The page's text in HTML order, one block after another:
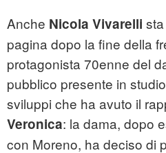
Anche Nicola Vivarelli
pagina dopo la fine della
protagonista 70enne del
pubblico presente in
sviluppi che ha avuto il
Veronica: la dama, dopo
con Moreno, ha deciso di